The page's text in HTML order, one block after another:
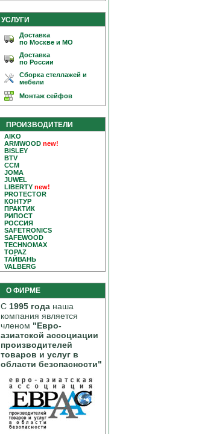
УСЛУГИ
Доставка
по Москве и МО
Доставка
по России
Сборка стеллажей и
мебели
Монтаж сейфов
ПРОИЗВОДИТЕЛИ
AIKO
ARMWOOD new!
BISLEY
BTV
CCM
JOMA
JUWEL
LIBERTY new!
PROTECTOR
КОНТУР
ПРАКТИК
РИПОСТ
РОССИЯ
SAFETRONICS
SAFEWOOD
TECHNOMAX
TOPAZ
ТАЙВАНЬ
VALBERG
О ФИРМЕ
С 1995 года наша
компания является
членом "Евро-
азиатской ассоциации
производителей
товаров и услуг в
области безопасности"